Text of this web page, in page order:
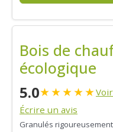
Bois de
écologique
5.0★★★★★
Écrire un avis
Granulés